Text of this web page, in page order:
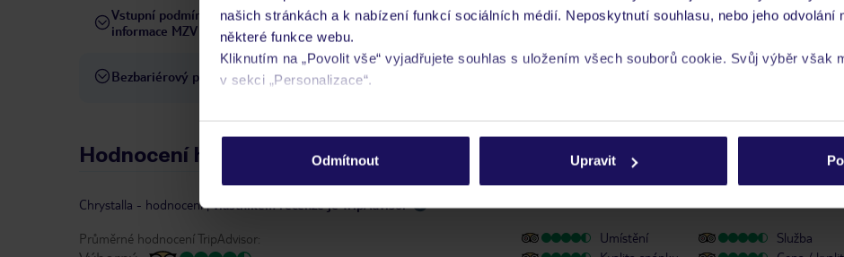
našich stránkách a k nabízení funkcí sociálních médií. Neposkytnutí souhlasu, nebo jeho odvolání
některé funkce webu.
Kliknutím na „Povolit vše“ vyjadřujete souhlas s uložením všech souborů cookie. Svůj výběr však
v sekci „Personalizace“.
Podrobné informace o souborech cookie naleznete vzásadách používání souborů cookiea
Odmítnout
Upravit
Vstupní podmínky a
informace MZV
Přečtěte si vstupní podmínky a informace MZV týkající se země, do které cestujete..
Bezbariérový přístup Hotel není vhodný pro osoby se zdravotním postižením
Hodnocení hostů
Chrystalla - hodnocení | vlastníkem recenze je TripAdvisor
Průměrné hodnocení TripAdvisor:
Umístění
Služba